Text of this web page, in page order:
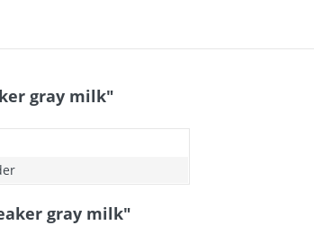
gray milk"
gray milk"